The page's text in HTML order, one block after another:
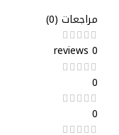
مراجعات (0)
0 reviews
0
0